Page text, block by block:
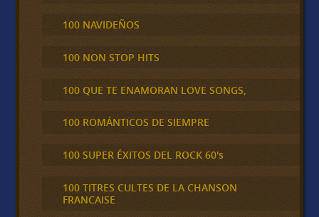
100 NAVIDEÑOS
100 NON STOP HITS
100 QUE TE ENAMORAN LOVE SONGS,
100 ROMÁNTICOS DE SIEMPRE
100 SUPER ÉXITOS DEL ROCK 60's
100 TITRES CULTES DE LA CHANSON
FRANCAISE